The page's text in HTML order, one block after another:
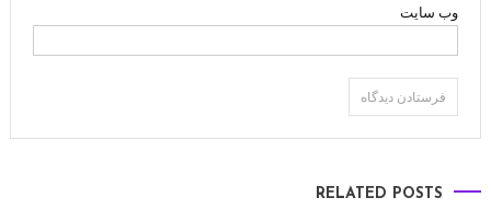
وب‌ سایت
RELATED POSTS